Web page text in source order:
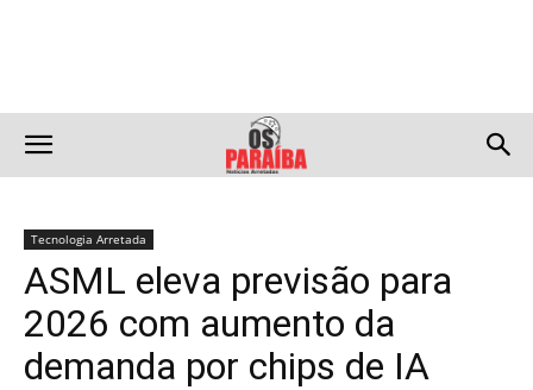
Tecnologia Arretada
ASML eleva previsão para
2026 com aumento da
demanda por chips de IA